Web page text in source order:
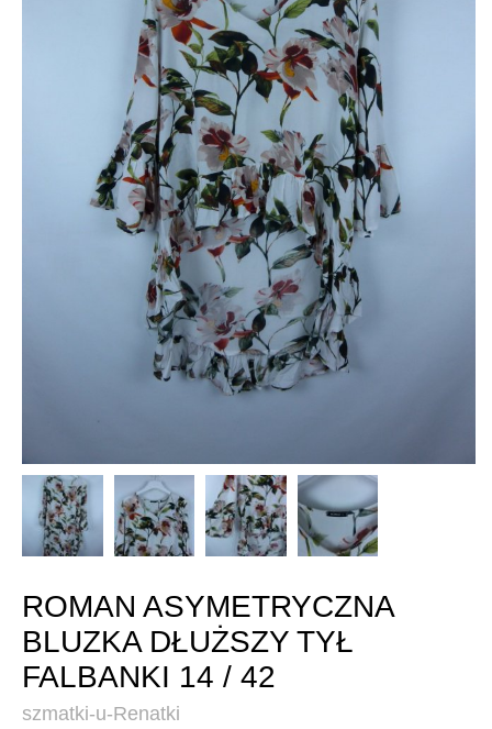
ROMAN ASYMETRYCZNA
BLUZKA DŁUŻSZY TYŁ
FALBANKI 14 / 42
szmatki-u-Renatki